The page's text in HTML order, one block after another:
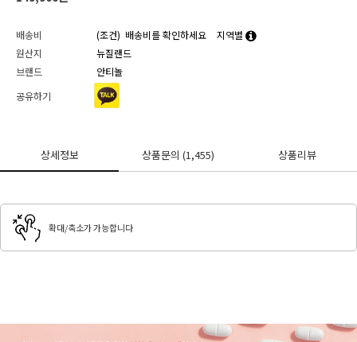
배송비 (조건) 배송비를 확인하세요
지역별
원산지
뉴질랜드
브랜드
안티놀
공유하기
상세정보 상품문의(1,455) 상품리뷰
확대/축소가 가능합니다